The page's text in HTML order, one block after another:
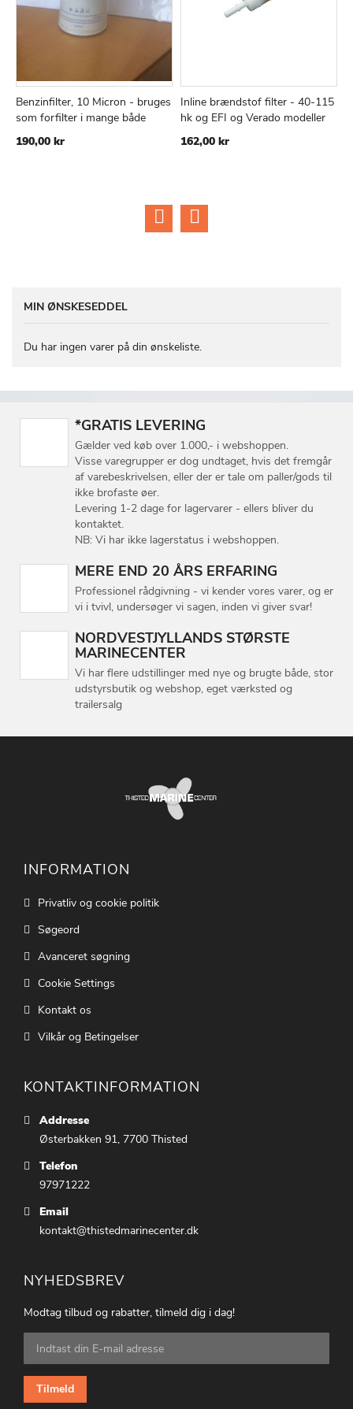
Læg i kurv
TILFØJ
SAMMENLIGN
Benzinfilter, 10 Micron - bruges
som forfilter i mange både
190,00 kr
Læg i kurv
TILFØJ
Inline brændstof filter - 40-115
hk og EFI og Verado modeller
162,00 kr
MIN ØNSKESEDDEL
Du har ingen varer på din ønskeliste.
*GRATIS LEVERING
Gælder ved køb over 1.000,- i webshoppen.
Visse varegrupper er dog undtaget, hvis det fremgår
af varebeskrivelsen, eller der er tale om paller/gods til
ikke brofaste øer.
Levering 1-2 dage for lagervarer - ellers bliver du
kontaktet.
NB: Vi har ikke lagerstatus i webshoppen.
MERE END 20 ÅRS ERFARING
Professionel rådgivning - vi kender vores varer, og er
vi i tvivl, undersøger vi sagen, inden vi giver svar!
NORDVESTJYLLANDS STØRSTE
MARINECENTER
Vi har flere udstillinger med nye og brugte både, stor
udstyrsbutik og webshop, eget værksted og
trailersalg
INFORMATION
Privatliv og cookie politik
Søgeord
Avanceret søgning
Cookie Settings
Kontakt os
Vilkår og Betingelser
KONTAKTINFORMATION
Addresse
Østerbakken 91, 7700 Thisted
Telefon
97971222
Email
kontakt@thistedmarinecenter.dk
NYHEDSBREV
Modtag tilbud og rabatter, tilmeld dig i dag!
Tilmeld
dig
vores
nyhedsbrev:
Tilmeld